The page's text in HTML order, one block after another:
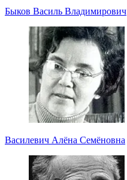
Быков Василь Владимирович
Василевич Алёна Семёновна